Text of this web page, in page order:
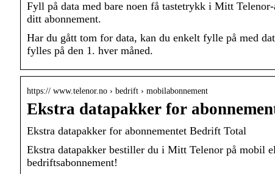
Fyll på data med bare noen få tastetrykk i Mitt
ditt abonnement.
Har du gått tom for data, kan du enkelt fylle på med
fylles på den 1. hver måned.
https:// www.telenor.no › bedrift › mobilabonnement
Ekstra datapakker for
Ekstra datapakker for abonnementet Bedrift Total
Ekstra datapakker bestiller du i Mitt Telenor på mobil
bedriftsabonnement!